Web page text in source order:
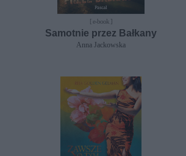
[ e-book ]
Samotnie przez Bałkany
Anna Jackowska